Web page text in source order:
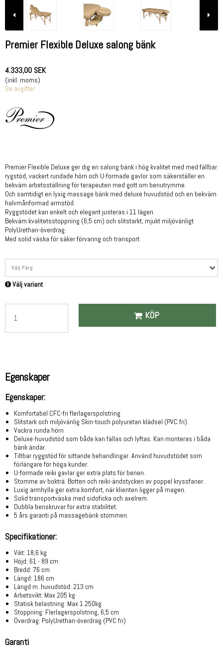
Premier Flexible Deluxe salong bänk
4.333,00 SEK
(inkl. moms)
Se avgifter
Premier Flexible Deluxe ger dig en salong bänk i hög kvalitet med med fällbar
rygstöd, vackert rundade hörn och U-formade gavlor som säkerställer en
bekväm arbetsställning för terapeuten med gott om benutrymme.
Och samtidigt en lyxig massage bänk med deluxe huvudstöd och en bekväm
halvmånformad armstöd.
Ryggstödet kan enkelt och elegant justeras i 11 lägen.
Bekväm kvalitetsstoppning (6,5 cm) och slitstarkt, mjukt miljövänligt
PolyUrethan-överdrag.
Med solid väska för säker förvaring och transport.
Välj Färg
Välj variant
KÖP
Egenskaper
Egenskaper:
Komfortabel CFC-fri flerlagerspolstring
Slitstark och miljövänlig Skin-touch polyuretan klädsel (PVC fri).
Vackra runda hörn
Deluxe-huvudstöd som både kan fällas och lyftas. Kan monteras i båda
bänk ändar.
Tiltbar ryggstöd för sittande behandlingar. Använd huvudstödet som
förlängare för höga kunder.
U-formade reiki gavlar ger extra plats för benen.
Stomme av bokträ. Botten och reiki-ändstycken av poppel kryssfaner.
Luxig armhylla ger extra komfort, när klienten ligger på magen.
Solid transportväska med sidoficka och axelrem.
Dubbla benskruvar for extra stabilitet.
5 års garanti på massagebänk stommen.
Specifikationer:
Vikt: 18,6 kg
Höjd: 61 - 89 cm
Bredd: 76 cm
Längd: 186 cm
Längd m. huvudstöd: 213 cm
Arbetsvikt: Max 205 kg
Statisk belastning: Max 1 250kg
Stoppning: Flerlagerspolstring, 6,5 cm
Överdrag: PolyUrethan-överdrag (PVC fri)
Garanti